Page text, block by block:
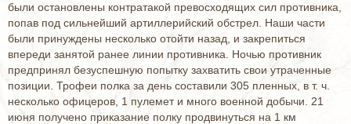
были остановлены контратакой превосходящих сил противника,
попав под сильнейший артиллерийский обстрел. Наши части
были принуждены несколько отойти назад, и закрепиться
впереди занятой ранее линии противника. Ночью противник
предпринял безуспешную попытку захватить свои утраченные
позиции. Трофеи полка за день составили 305 пленных, в т. ч.
несколько офицеров, 1 пулемет и много военной добычи. 21
июня получено приказание полку продвинуться на 1 км